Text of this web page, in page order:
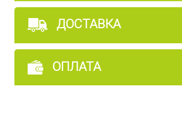
ДОСТАВКА
ОПЛАТА